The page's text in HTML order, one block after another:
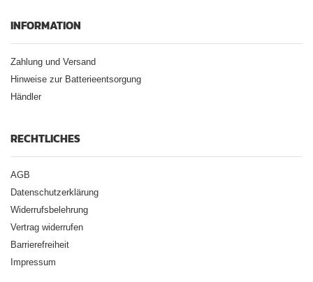
INFORMATION
Zahlung und Versand
Hinweise zur Batterieentsorgung
Händler
RECHTLICHES
AGB
Datenschutzerklärung
Widerrufsbelehrung
Vertrag widerrufen
Barrierefreiheit
Impressum